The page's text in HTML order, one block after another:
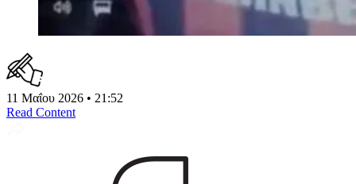
11 Μαΐου 2026 • 21:52
Read Content